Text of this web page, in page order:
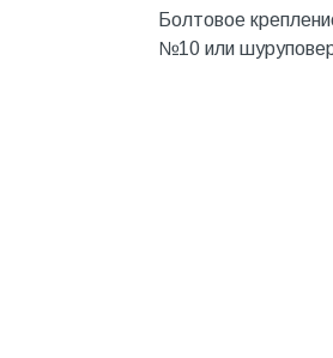
Облицовочная доска
Обогревательное
Болтовое
№10 или